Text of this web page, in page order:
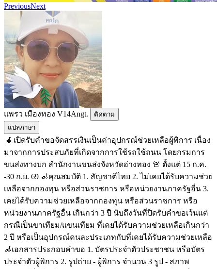
PreviousNext
แพรว เมืองทอง V14Angt.
ติดตาม
แปลภาษา
🦽 เปิดรับคำขอจัดสรรเงินเป็นค่าอุปกรณ์ช่วยเหลือผู้พิการ เนื่อง
มาจากการประสบภัยที่เกิดจากการใช้รถใช้ถนน โดยกรมการ
ขนส่งทางบก สำนักงานขนส่งจังหวัดอ่างทอง 🚨 ตั้งแต่ 15 ก.ค.
-30 ก.ย. 69 🦽คุณสมบัติ 1. สัญชาติไทย 2. ไม่เคยได้รับความช่วย
เหลือจากกองทุน หรือส่วนราชการ หรือหน่วยงานภาครัฐอื่น 3.
เคยได้รับความช่วยเหลือจากกองทุน หรือส่วนราชการ หรือ
หน่วยงานภาครัฐอื่น เกินกว่า 3 ปื นับถึงวันที่ปิดรับคำขอเว้นแต่
กรณีเป็นขาเทียม/แขนเทียม ที่เคยได้รับความช่วยเหลือเกินกว่า
2 ปี หรือเป็นอุปกรณ์คนละประเภทกับที่เคยได้รับความช่วยเหลือ
🦽เอกสารประกอบคำขอ 1. บัตรประจำตัวประชาชน หรือบัตร
ประจำตัวผู้พิการ 2. รูปถ่าย - ผู้พิการ จำนวน 3 รูป - สภาพ